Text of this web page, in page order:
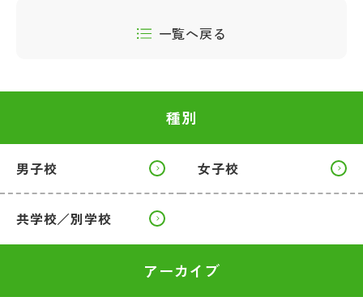
一覧へ戻る
種別
男子校 女子校
共学校／別学校
アーカイブ